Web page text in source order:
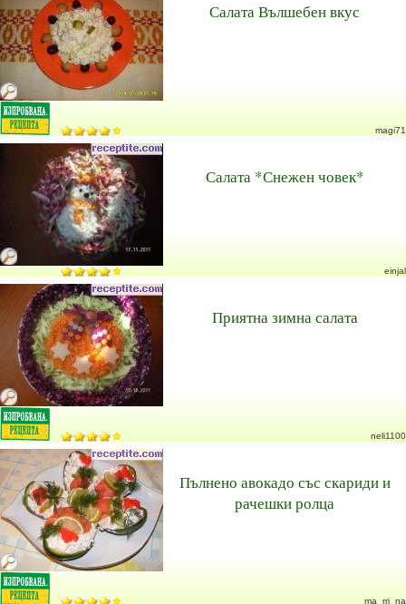
Салата Вълшебен вкус
magi71
Салата *Снежен човек*
einjal
Приятна зимна салата
neli1100
Пълнено авокадо със скариди и
рачешки ролца
ma_rri_na